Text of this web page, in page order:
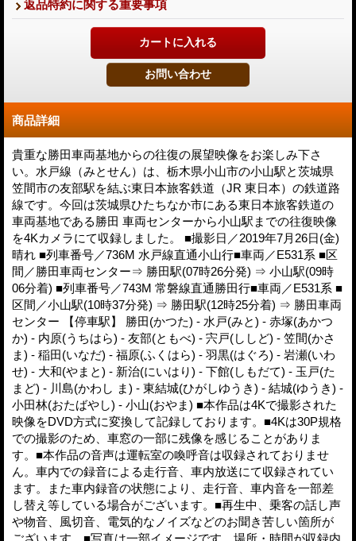
返品特約に関する重要事項
商品詳細
貴重な勝田車両基地からの往復の展望映像をお楽しみ下さ
い。水戸線（みとせん）は、栃木県小山市の小山駅と茨城県
笠間市の友部駅を結ぶ東日本旅客鉄道（JR 東日本）の鉄道路
線です。今回は茨城県ひたちなか市にある東日本旅客鉄道の
車両基地である勝田 車両センターから小山駅までの往復映像
を4Kカメラにて収録しました。 ■撮影日／2019年7月26日(金)
晴れ ■列車番号／736M 水戸線直通小山行■車両／E531系 ■区
間／勝田車両センター⇒ 勝田駅(07時26分発) ⇒ 小山駅(09時
06分着) ■列車番号／743M 常磐線直通勝田行■車両／E531系 ■
区間／小山駅(10時37分発) ⇒ 勝田駅(12時25分着) ⇒ 勝田車両
センター 【停車駅】 勝田(かつた) - 水戸(みと) - 赤塚(あかつ
か) - 内原(うちはら) - 友部(ともべ) - 宍戸(ししど) - 笠間(かさ
ま) - 稲田(いなだ) - 福原(ふくはら) - 羽黒(はぐろ) - 岩瀬(いわ
せ) - 大和(やまと) - 新治(にいはり) - 下館(しもだて) - 玉戸(た
まど) - 川島(かわし ま) - 東結城(ひがしゆうき) - 結城(ゆうき) -
小田林(おたばやし) - 小山(おやま) ■本作品は4Kで撮影された
映像をDVD方式に変換して記録しております。■4Kは30P規格
での撮影のため、車窓の一部に残像を感じることがありま
す。■本作品の音声は運転室の喚呼音は収録されておりませ
ん。車内での録音による走行音、車内放送にて収録されてい
ます。また車内録音の状態により、走行音、車内音を一部差
し替え等している場合がございます。■再生中、乗客の話し声
や物音、風切音、電気的なノイズなどのお聞き苦しい箇所が